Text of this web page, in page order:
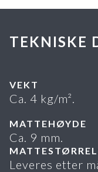
TEKNISKE
VEKT
Ca. 4 kg/m².
MATTEHØYDE
Ca. 9 mm.
Leveres etter